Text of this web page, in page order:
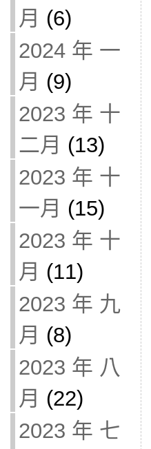
月 (6)
2024 年 一
月 (9)
2023 年 十
二月 (13)
2023 年 十
一月 (15)
2023 年 十
月 (11)
2023 年 九
月 (8)
2023 年 八
月 (22)
2023 年 七